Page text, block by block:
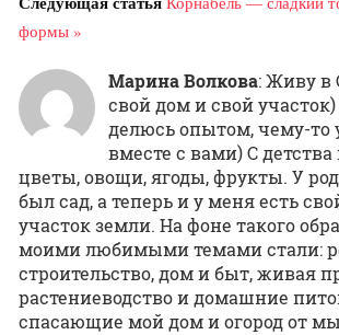
формы »
Марина Волкова: Живу в
свой дом и свой участок)
делюсь опытом, чему-то
вместе с вами) С
цветы, овощи, ягоды, фрукты. У
был сад, а теперь и у меня есть
участок земли. На фоне такого
моими любимыми темами стали:
строительство, дом и быт, живая
растениеводство и домашние
спасающие мой дом и огород от